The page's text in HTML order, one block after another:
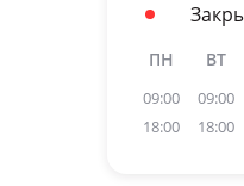
ПН
09:00
18:00
ВТ
09:00
18:00